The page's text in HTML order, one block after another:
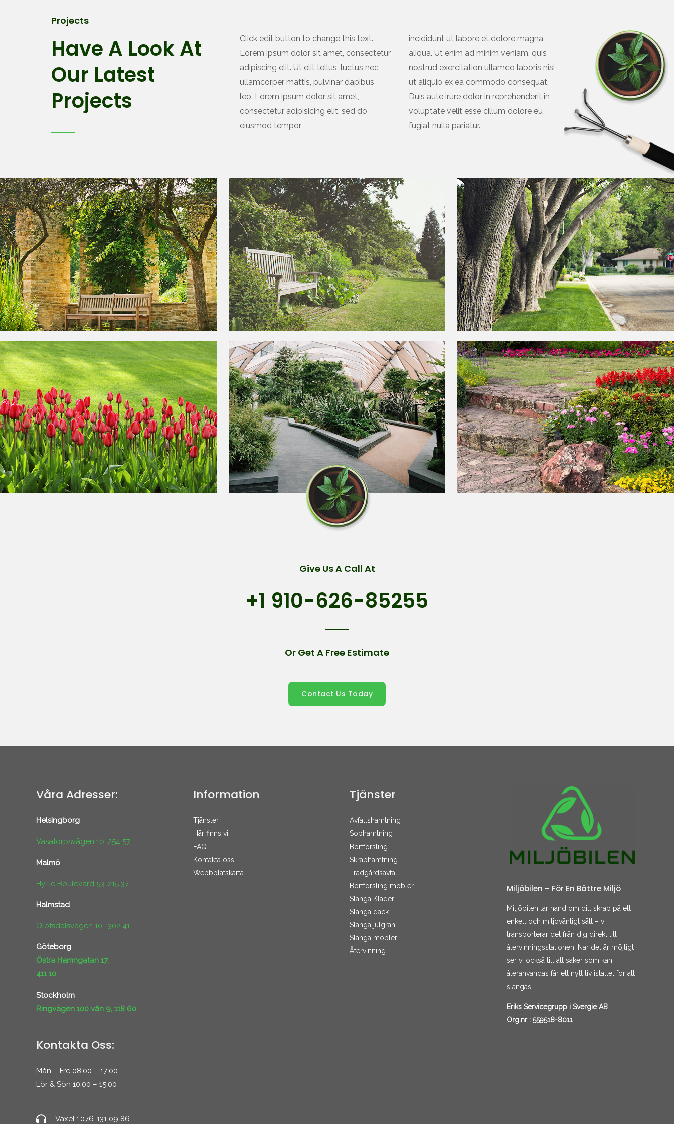
Projects​
Have A Look At
Our Latest
Projects
Click edit button to change this text.
Lorem ipsum dolor sit amet, consectetur
adipiscing elit. Ut elit tellus, luctus nec
ullamcorper mattis, pulvinar dapibus
leo. Lorem ipsum dolor sit amet,
consectetur adipisicing elit, sed do
eiusmod tempor
incididunt ut labore et dolore magna
aliqua. Ut enim ad minim veniam, quis
nostrud exercitation ullamco laboris nisi
ut aliquip ex ea commodo consequat.
Duis aute irure dolor in reprehenderit in
voluptate velit esse cillum dolore eu
fugiat nulla pariatur.
Give Us A Call At​
+1 910-626-85255​
Or Get A Free Estimate
Contact Us Today
Våra Adresser:
Helsingborg
Vasatorpsvägen 1b ,254 57
Malmö
Hyllie Boulevard 53 ,215 37
Halmstad
Olofsdalsvägen 10 , 302 41
Göteborg
Östra Hamngatan 17,
411 10
Stockholm
Ringvägen 100 vån 9, 118 60
Kontakta Oss:
Mån – Fre 08:00 – 17:00
Lör & Sön 10:00 – 15:00
Växel : 076-131 09 86
Information
Tjänster
Här finns vi
FAQ
Kontakta oss
Webbplatskarta
Tjänster
Avfallshämtning
Sophämtning
Bortforsling
Skräphämtning
Trädgårdsavfall
Bortforsling möbler
Slänga Kläder
Slänga däck
Slänga julgran
Slänga möbler
Återvinning
Miljöbilen – För En Bättre Miljö
Miljöbilen tar hand om ditt skräp på ett
enkelt och miljövänligt sätt – vi
transporterar det från dig direkt till
återvinningsstationen. När det är möjligt
ser vi också till att saker som kan
återanvändas får ett nytt liv istället för att
slängas.
Eriks Servicegrupp i Svergie AB
Org.nr : 559518-8011